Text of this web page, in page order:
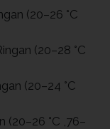
(20–26 °C
(20–28 °C
(20–24 °C
(20–26 °C ,76–